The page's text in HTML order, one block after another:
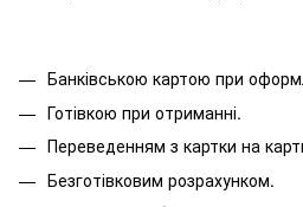
Банківською картою при
Готівкою при отриманні.
Переведенням з картки на
Безготівковим розрахунком.